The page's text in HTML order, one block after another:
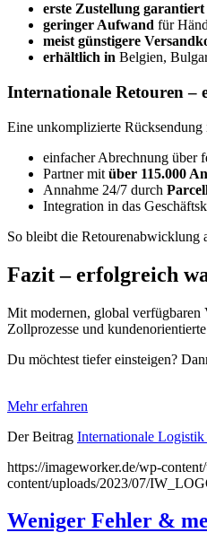
erste Zustellung garantiert
geringer Aufwand für
meist günstigere
erhältlich in Belgien,
Internationale Retouren –
Eine unkomplizierte
einfacher Abrechnung über
Partner mit über 115.000
Annahme 24/7 durch
Integration in das
So bleibt die Retourenabwicklung
Fazit – erfolgreich
Mit modernen, global verfügbaren
Zollprozesse und
Du möchtest tiefer einsteigen?
Mehr erfahren
Der Beitrag Internationale
https://imageworker.de/wp-
content/uploads/2023/07/
Weniger Fehler &